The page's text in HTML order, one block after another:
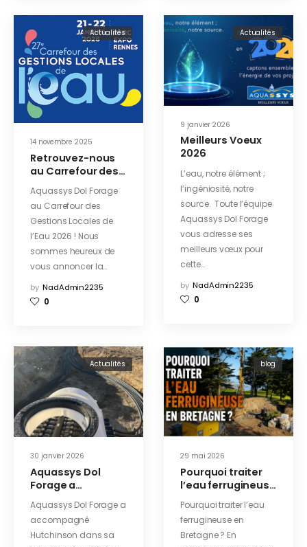
14 novembre 2025
Actualités
Retrouvez-nous
au Carrefour des
de l’Eau 2026 !
Aquassys Dol Forage
au Carrefour des
Gestions Locales de
l’Eau 2026 ! Nous
sommes heureux de
vous annoncer la…
by NadAdmin2235
0
9 janvier 2026
Actualités
Meilleurs Voeux
2026
L’eau, notre élément ;
l’ingéniosité, notre
source. Toute l’équipe
Aquassys Dol Forage
vous adresse ses
meilleurs vœux pour
cette…
by NadAdmin2235
0
30 janvier 2026
Actualités
Aquassys Dol
Forage a
Hutchinson dans
sa transition
énergétique
Aquassys Dol Forage a
accompagné
Hutchinson dans sa
29 mai 2026
blog
Pourquoi traiter
l’eau ferrugineuse
Pourquoi traiter l’eau
ferrugineuse en
Bretagne ? En